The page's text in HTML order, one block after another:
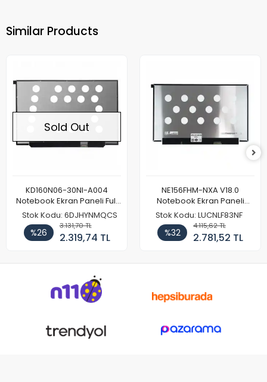
Similar Products
Sold Out
KD160N06-30NI-A004
Notebook Ekran Paneli Full
HD
Stok Kodu: 6DJHYNMQCS
%26
3.131,70 TL
2.319,74 TL
NE156FHM-NXA V18.0
Notebook Ekran Paneli
144Hz
Stok Kodu: LUCNLF83NF
%32
4.115,62 TL
2.781,52 TL